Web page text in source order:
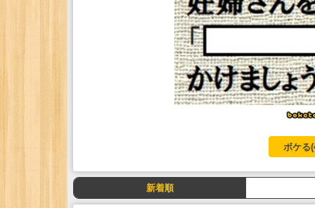
ボケる(
新着順